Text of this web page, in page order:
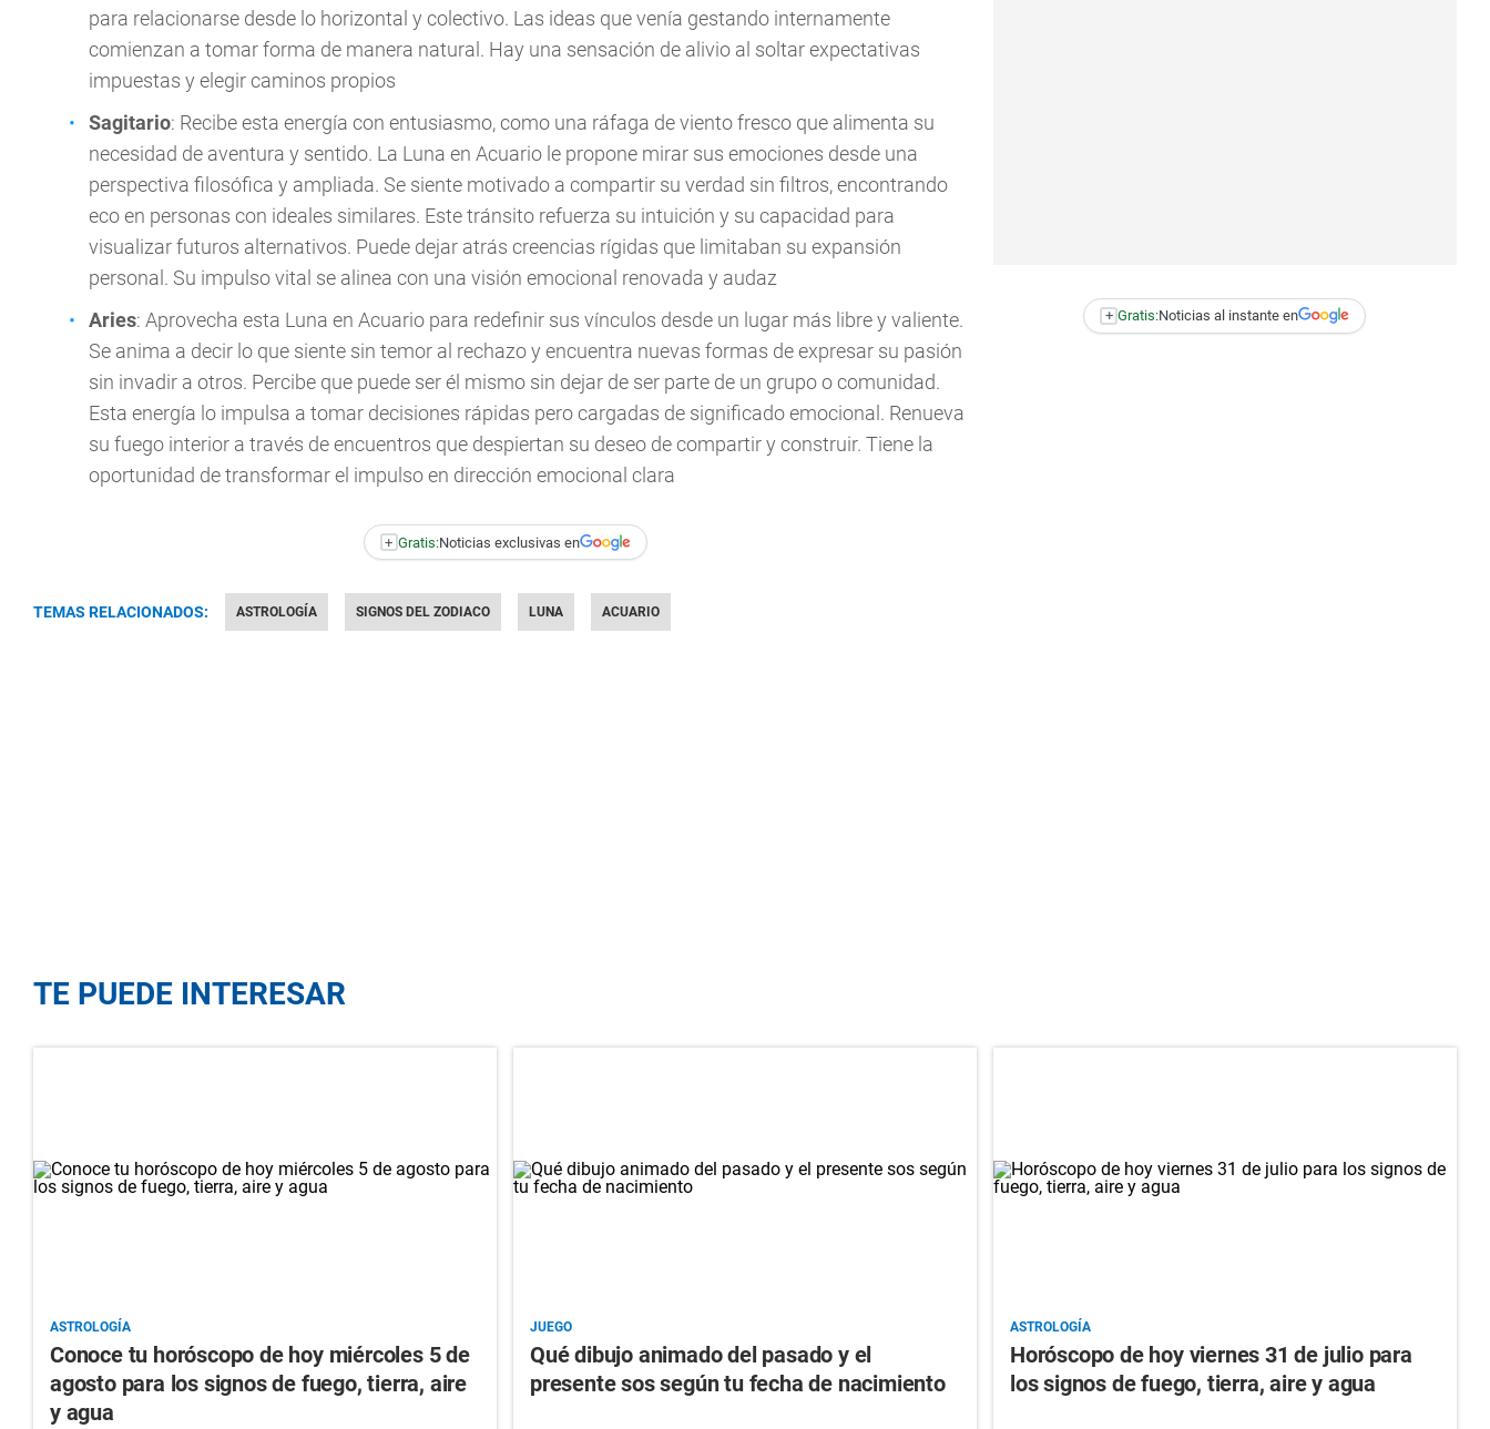
para relacionarse desde lo horizontal y colectivo. Las ideas que venía gestando internamente
comienzan a tomar forma de manera natural. Hay una sensación de alivio al soltar expectativas
impuestas y elegir caminos propios
Sagitario: Recibe esta energía con entusiasmo, como una ráfaga de viento fresco que alimenta su
necesidad de aventura y sentido. La Luna en Acuario le propone mirar sus emociones desde una
perspectiva filosófica y ampliada. Se siente motivado a compartir su verdad sin filtros, encontrando
eco en personas con ideales similares. Este tránsito refuerza su intuición y su capacidad para
visualizar futuros alternativos. Puede dejar atrás creencias rígidas que limitaban su expansión
personal. Su impulso vital se alinea con una visión emocional renovada y audaz
Aries: Aprovecha esta Luna en Acuario para redefinir sus vínculos desde un lugar más libre y valiente.
Se anima a decir lo que siente sin temor al rechazo y encuentra nuevas formas de expresar su pasión
sin invadir a otros. Percibe que puede ser él mismo sin dejar de ser parte de un grupo o comunidad.
Esta energía lo impulsa a tomar decisiones rápidas pero cargadas de significado emocional. Renueva
su fuego interior a través de encuentros que despiertan su deseo de compartir y construir. Tiene la
oportunidad de transformar el impulso en dirección emocional clara
+ Gratis:Noticias exclusivas en
TEMAS RELACIONADOS: ASTROLOGÍA SIGNOS DEL ZODIACO LUNA ACUARIO
+ Gratis:Noticias al instante en
TE PUEDE INTERESAR
ASTROLOGÍA
Conoce tu horóscopo de hoy miércoles 5 de
agosto para los signos de fuego, tierra, aire
y agua
JUEGO
Qué dibujo animado del pasado y el
presente sos según tu fecha de nacimiento
ASTROLOGÍA
Horóscopo de hoy viernes 31 de julio para
los signos de fuego, tierra, aire y agua